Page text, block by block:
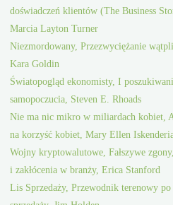
doświadczeń klientów (The Business
Marcia Layton Turner
Niezmordowany, Przezwyciężanie
Kara Goldin
Światopogląd ekonomisty, I
samopoczucia, Steven E. Rhoads
Nie ma nic mikro w miliardach kobiet,
na korzyść kobiet, Mary Ellen
Wojny kryptowalutowe, Fałszywe
i zakłócenia w branży, Erica Stanford
Lis Sprzedaży, Przewodnik terenowy